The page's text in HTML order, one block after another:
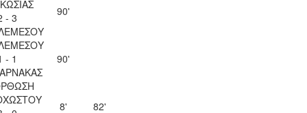
- 3
90'
- 1
90'
8' 82'